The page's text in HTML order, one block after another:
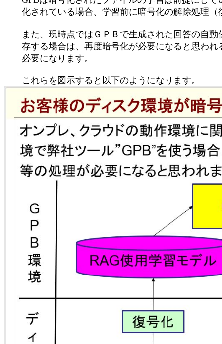
化されている場合、学習前に暗号化の解除処理（
また、現時点ではＧＰＢで生成された回答の自動
存する場合は、再度暗号化が必要になると思われ
必要になります。
これらを図示すると以下のようになります。